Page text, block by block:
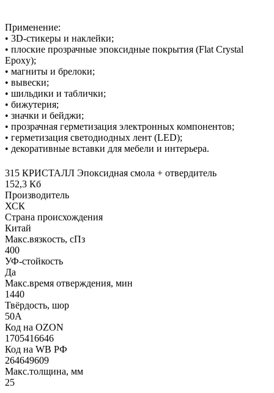
Применение:
• 3D-стикеры и наклейки;
• плоские прозрачные эпоксидные покрытия (Flat Crystal
Epoxy);
• магниты и брелоки;
• вывески;
• шильдики и таблички;
• бижутерия;
• значки и бейджи;
• прозрачная герметизация электронных компонентов;
• герметизация светодиодных лент (LED);
• декоративные вставки для мебели и интерьера.
315 КРИСТАЛЛ Эпоксидная смола + отвердитель
152,3 Кб
Производитель
ХСК
Страна происхождения
Китай
Макс.вязкoсть, сПз
400
УФ-стойкость
Да
Макс.время отверждения, мин
1440
Твёрдость, шор
50А
Код на OZON
1705416646
Код на WB РФ
264649609
Макс.толщина, мм
25